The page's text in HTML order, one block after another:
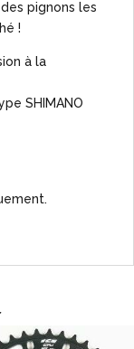
pignons les
!
à la
SHIMANO